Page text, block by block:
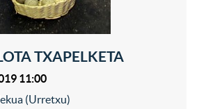
TXAPELKETA
11:00
(Urretxu)